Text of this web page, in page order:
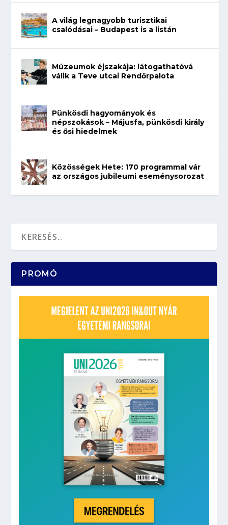
A világ legnagyobb turisztikai
csalódásai – Budapest is a listán
Múzeumok éjszakája: látogathatóvá
válik a Teve utcai Rendőrpalota
Pünkösdi hagyományok és
népszokások – Májusfa, pünkösdi király
és ősi hiedelmek
Közösségek Hete: 170 programmal vár
az országos jubileumi eseménysorozat
PROMÓ